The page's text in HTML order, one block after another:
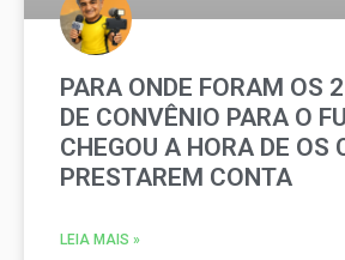
PARA ONDE FORAM OS
DE CONVÊNIO PARA O
CHEGOU A HORA DE OS
PRESTAREM CONTA
LEIA MAIS »